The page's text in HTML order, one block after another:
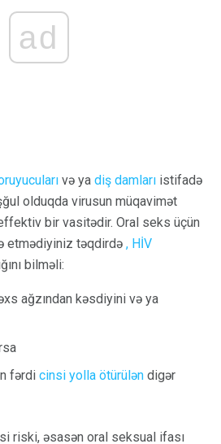
ad
və ya diş damları istifadə
olduqda virusun müqavimət
bir vasitədir. Oral seks üçün
etmədiyiniz təqdirdə , HİV
bilməli:
ağzından kəsdiyini və ya
fərdi cinsi yolla ötürülən digər
riski, əsasən oral seksual ifası